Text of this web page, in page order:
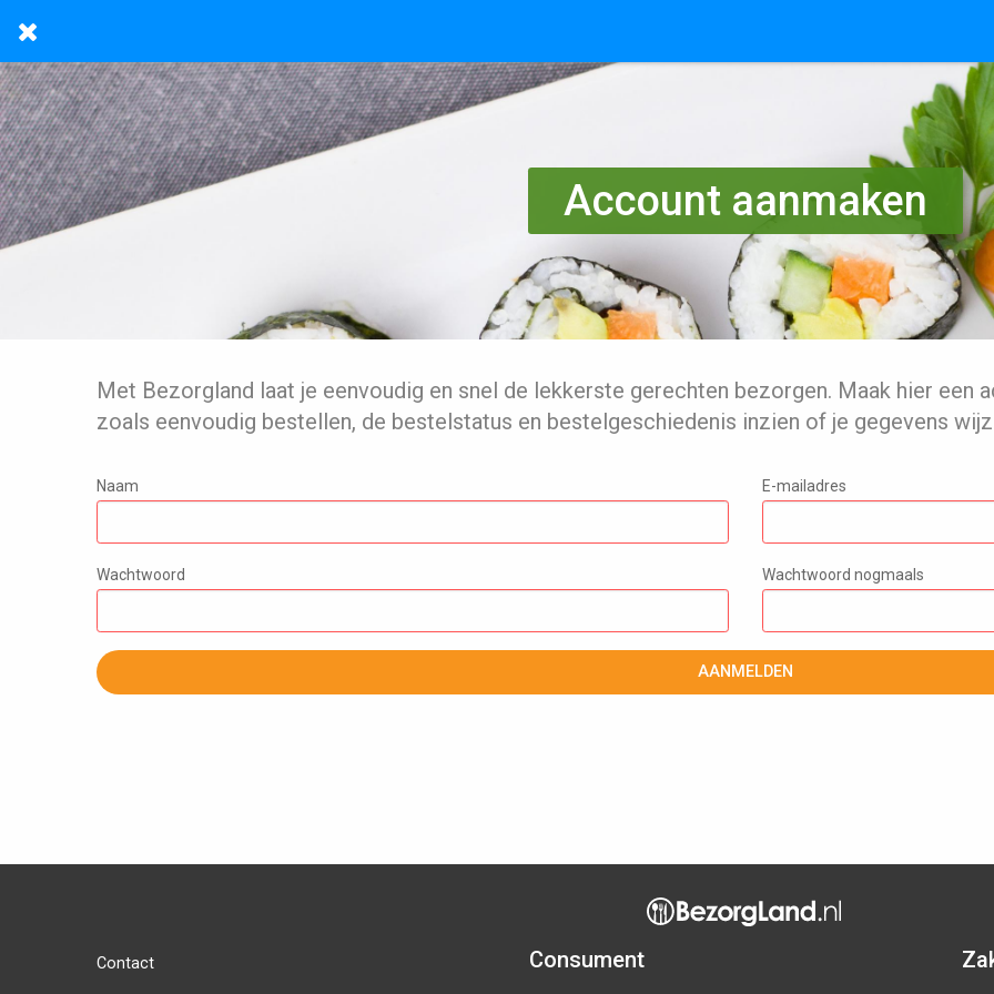
Account aanmaken
Met Bezorgland laat je eenvoudig en snel de lekkerste gerechten bezorgen. Maak hier een
zoals eenvoudig bestellen, de bestelstatus en bestelgeschiedenis inzien of je gegevens
Naam E-mailadres
Wachtwoord Wachtwoord nogmaals
AANMELDEN
Contact Consument